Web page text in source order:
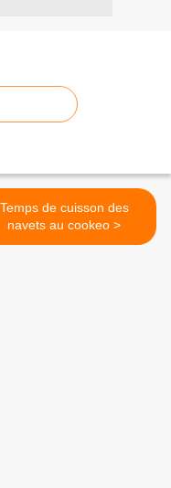
Temps de cuisson des
navets au cookeo >